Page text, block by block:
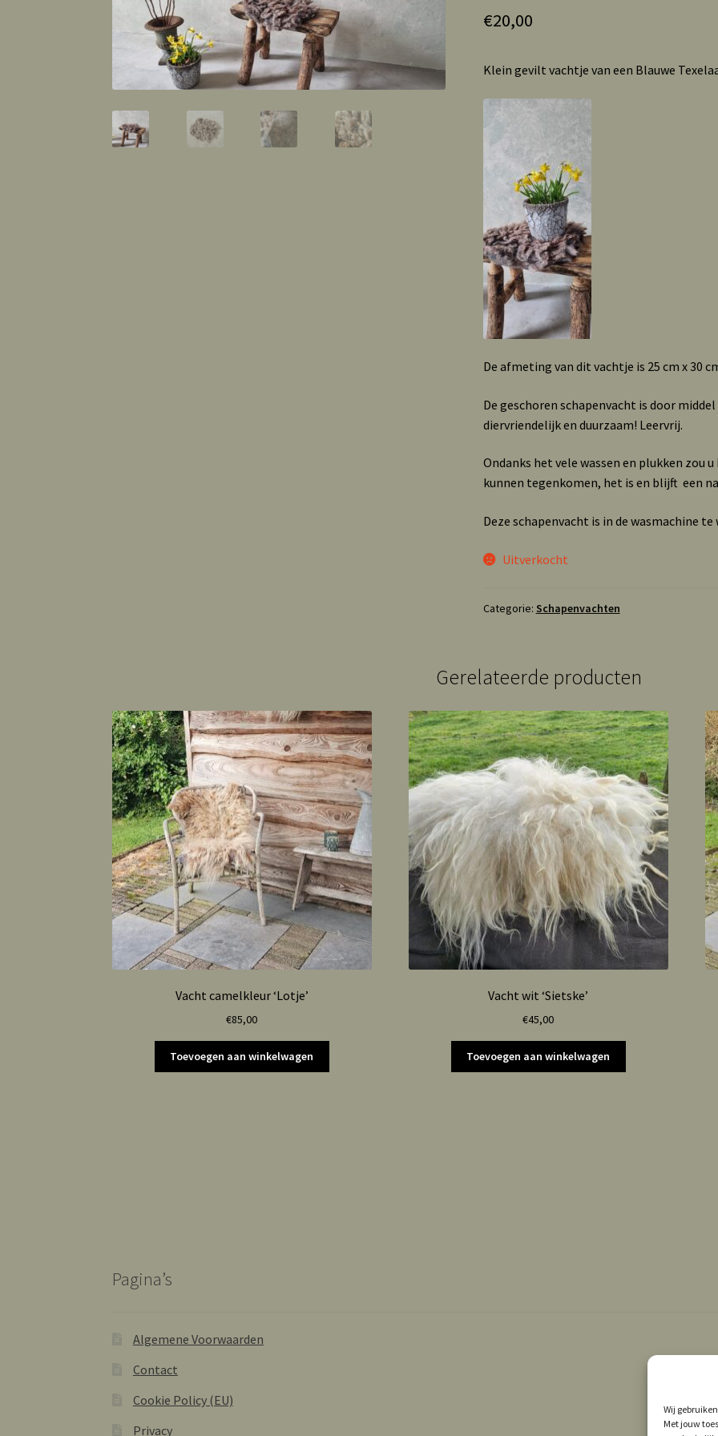
Wij
Met jouw
€20,00
Klein gevilt vachtje van een Blauwe
De afmeting van dit vachtje is 25 cm x 30
De geschoren schapenvacht is door
diervriendelijk en duurzaam! Leervrij.
Ondanks het vele wassen en plukken zou
kunnen tegenkomen, het is en blijft een
Deze schapenvacht is in de wasmachine
Uitverkocht
Categorie: Schapenvachten
Gerelateerde producten
Vacht camelkleur ‘Lotje’
€85,00
Toevoegen aan winkelwagen
Vacht wit ‘Sietske’
€45,00
Toevoegen aan winkelwagen
Pagina’s
Algemene Voorwaarden
Contact
Cookie Policy (EU)
Privacy